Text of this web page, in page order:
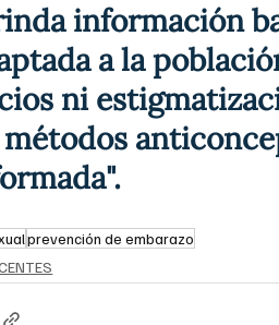
información
a la
ni
prevención de embarazo